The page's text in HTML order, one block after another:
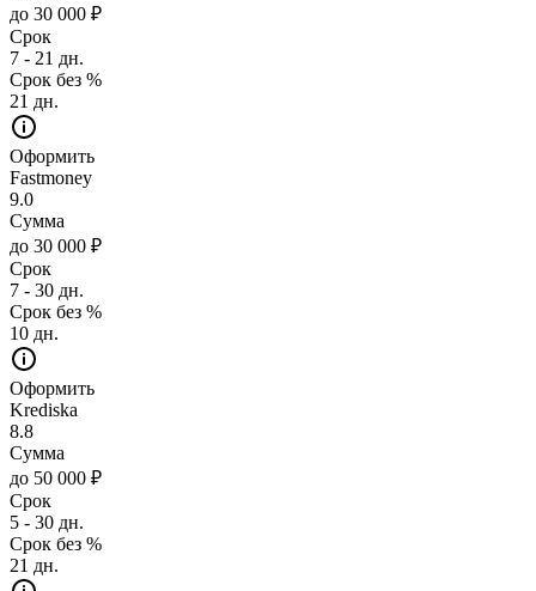
до 30 000 ₽
Срок
7 - 21 дн.
Срок без %
21 дн.
Оформить
Fastmoney
9.0
Сумма
до 30 000 ₽
Срок
7 - 30 дн.
Срок без %
10 дн.
Оформить
Krediska
8.8
Сумма
до 50 000 ₽
Срок
5 - 30 дн.
Срок без %
21 дн.